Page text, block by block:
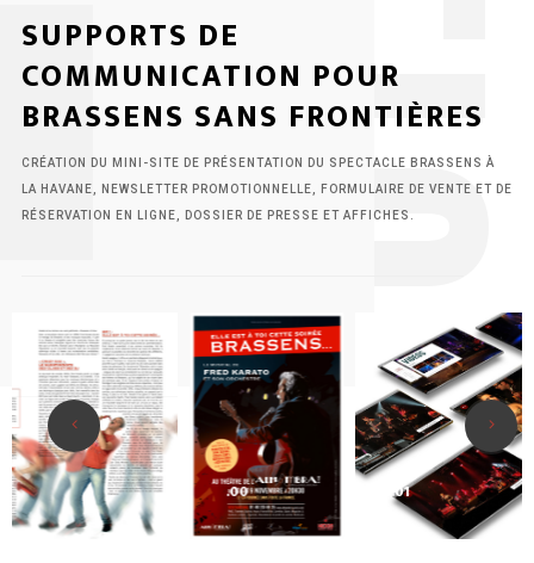
SUPPORTS DE
COMMUNICATION POUR
BRASSENS SANS FRONTIÈRES
CRÉATION DU MINI-SITE DE PRÉSENTATION DU SPECTACLE BRASSENS À
LA HAVANE, NEWSLETTER PROMOTIONNELLE, FORMULAIRE DE VENTE ET DE
RÉSERVATION EN LIGNE, DOSSIER DE PRESSE ET AFFICHES.
.00 .01